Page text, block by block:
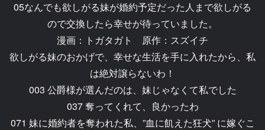
05なんでも欲しがる妹が婚約予定だった人まで欲しがる
ので交換したら幸せが待っていました。
漫画：トガタガト 原作：スズイチ
欲しがる妹のおかげで、幸せな生活を手に入れたから、私
は絶対譲らないわ！
003 公爵様が選んだのは、妹じゃなくて私でした
037 奪ってくれて、良かったわ
071 妹に婚約者を奪われた私、”血に飢えた狂犬” に嫁ぐこ